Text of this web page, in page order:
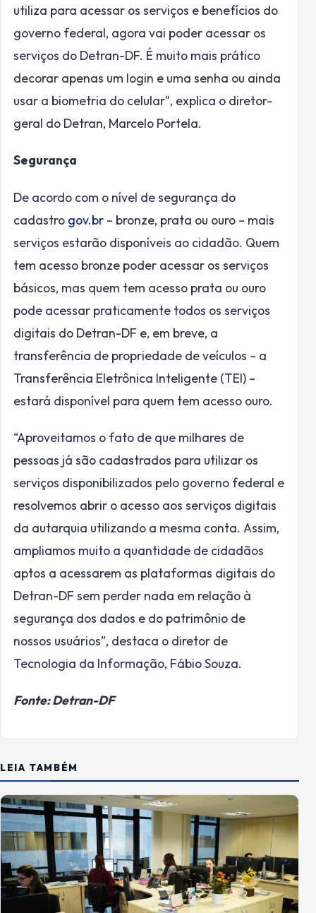
utiliza para acessar os serviços e benefícios do
governo federal, agora vai poder acessar os
serviços do Detran-DF. É muito mais prático
decorar apenas um login e uma senha ou ainda
usar a biometria do celular”, explica o diretor-
geral do Detran, Marcelo Portela.
Segurança
De acordo com o nível de segurança do
cadastro gov.br – bronze, prata ou ouro – mais
serviços estarão disponíveis ao cidadão. Quem
tem acesso bronze poder acessar os serviços
básicos, mas quem tem acesso prata ou ouro
pode acessar praticamente todos os serviços
digitais do Detran-DF e, em breve, a
transferência de propriedade de veículos – a
Transferência Eletrônica Inteligente (TEI) –
estará disponível para quem tem acesso ouro.
“Aproveitamos o fato de que milhares de
pessoas já são cadastrados para utilizar os
serviços disponibilizados pelo governo federal e
resolvemos abrir o acesso aos serviços digitais
da autarquia utilizando a mesma conta. Assim,
ampliamos muito a quantidade de cidadãos
aptos a acessarem as plataformas digitais do
Detran-DF sem perder nada em relação à
segurança dos dados e do patrimônio de
nossos usuários”, destaca o diretor de
Tecnologia da Informação, Fábio Souza.
Fonte: Detran-DF
LEIA TAMBÉM